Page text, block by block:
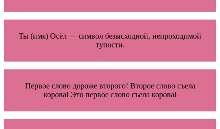
Ты (имя) Осёл — символ безысходной, непроходимой
тупости.
Первое слово дороже второго! Второе слово съела
корова! Это первое слово съела корова!